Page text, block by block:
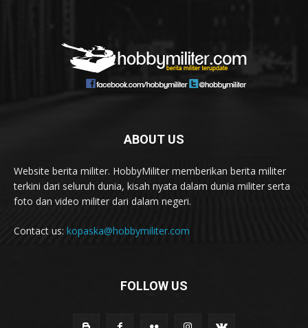
ABOUT US
Website berita militer. HobbyMiliter memberikan berita militer
terkini dari seluruh dunia, kisah nyata dalam dunia militer serta
foto dan video militer dari dalam negeri.
Contact us: kopaska@hobbymiliter.com
FOLLOW US